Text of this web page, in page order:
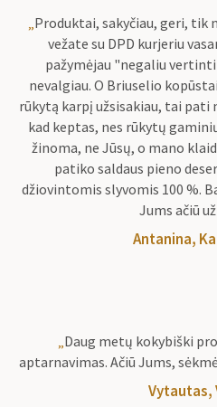
Produktai, sakyčiau, geri, tik
vežate su DPD kurjeriu
pažymėjau "negaliu
nevalgiau. O Briuselio
rūkytą karpį užsisakiau, tai pati
kad keptas, nes rūkytų
žinoma, ne Jūsų, o mano
patiko saldaus pieno
džiovintomis slyvomis 100 %.
Jums ačiū
Antanina,
Daug metų kokybiški
aptarnavimas. Ačiū Jums,
Vytautas,